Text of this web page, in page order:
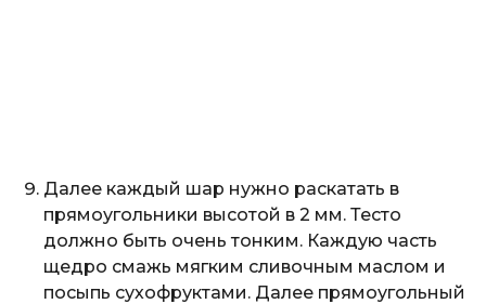
Далее каждый шар нужно раскатать в
прямоугольники высотой в 2 мм. Тесто
должно быть очень тонким. Каждую часть
щедро смажь мягким сливочным маслом и
посыпь сухофруктами. Далее прямоугольный